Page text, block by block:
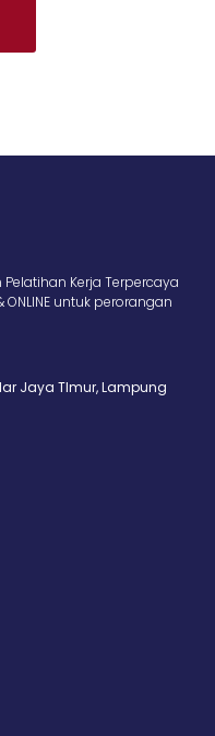
Kerja Terpercaya
untuk perorangan
Jaya TImur, Lampung